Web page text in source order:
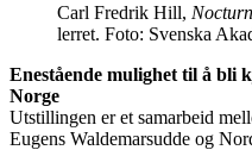
Carl Fredrik Hill,
lerret. Foto: Svenska
Enestående mulighet til å bli
Norge
Utstillingen er et samarbeid
Eugens Waldemarsudde og